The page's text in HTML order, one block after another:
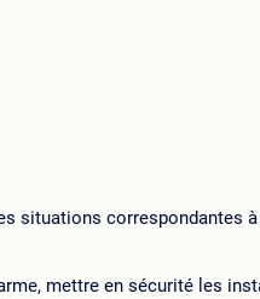
situations correspondantes
mettre en sécurité les